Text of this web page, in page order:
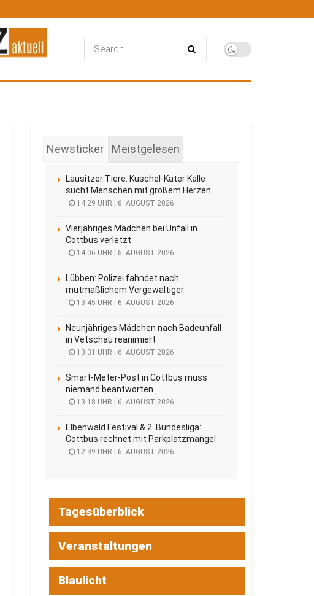
Newsticker Meistgelesen
Lausitzer Tiere: Kuschel-Kater Kalle
sucht Menschen mit großem Herzen
14:29 UHR | 6. AUGUST 2026
Vierjähriges Mädchen bei Unfall in
Cottbus verletzt
14:06 UHR | 6. AUGUST 2026
Lübben: Polizei fahndet nach
mutmaßlichem Vergewaltiger
13:45 UHR | 6. AUGUST 2026
Neunjähriges Mädchen nach Badeunfall
in Vetschau reanimiert
13:31 UHR | 6. AUGUST 2026
Smart-Meter-Post in Cottbus muss
niemand beantworten
13:18 UHR | 6. AUGUST 2026
Elbenwald Festival & 2. Bundesliga:
Cottbus rechnet mit Parkplatzmangel
12:39 UHR | 6. AUGUST 2026
Tagesüberblick
Veranstaltungen
Blaulicht